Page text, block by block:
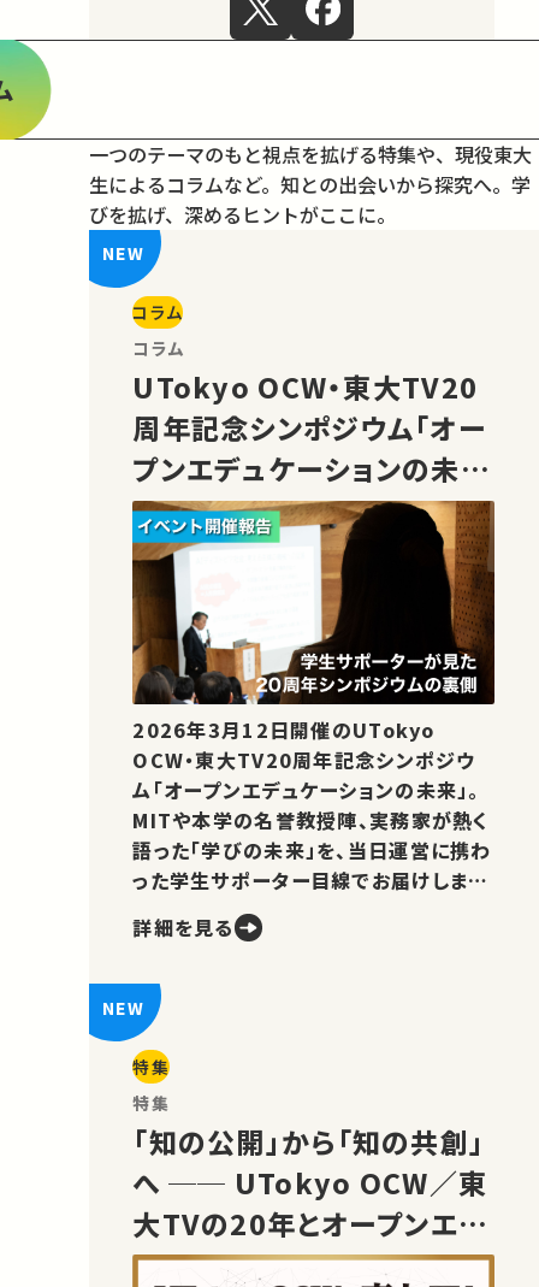
一つのテーマのもと視点を拡げる特集や、現役東大
生によるコラムなど。 知との出会いから探究へ。学
びを拡げ、深めるヒントがここに。
コラム
コラム
UTokyo OCW・東大TV20
周年記念シンポジウム「オー
プンエデュケーションの未
来」の様子をご紹介！
2026年3月12日開催のUTokyo
OCW・東大TV20周年記念シンポジウ
ム「オープンエデュケーションの未来」。
MITや本学の名誉教授陣、実務家が熱く
語った「学びの未来」を、当日運営に携わ
った学生サポーター目線でお届けしま
詳細を見る
特集
特集
「知の公開」から「知の共創」
へ ── UTokyo OCW／東
大TVの20年とオープンエデ
ュケーションの未来